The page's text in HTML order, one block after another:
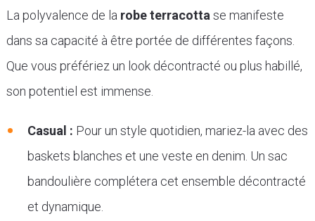
La polyvalence de la robe terracotta se manifeste
dans sa capacité à être portée de différentes façons.
Que vous préfériez un look décontracté ou plus habillé,
son potentiel est immense.
Casual : Pour un style quotidien, mariez-la avec des
baskets blanches et une veste en denim. Un sac
bandoulière complétera cet ensemble décontracté
et dynamique.